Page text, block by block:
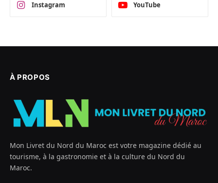
Instagram YouTube
À PROPOS
Mon Livret du Nord du Maroc est votre magazine dédié au
tourisme, à la gastronomie et à la culture du Nord du
Maroc.